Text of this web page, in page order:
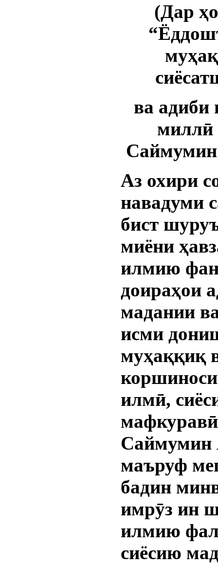
(Дар
ва адиби
миллӣ
Аз охири
навадуми
бист
миёни
илмию
доираҳои
мадании
исми
муҳаққиқ
илмӣ,
мафкуравӣ
Саймумин
маъруф
бадин
имрӯз ин
илмию
сиёсию